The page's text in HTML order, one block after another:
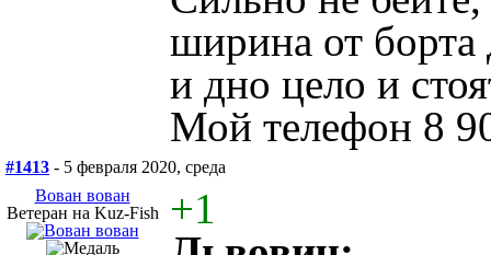
ширина от борта
и дно цело и
Мой телефон 8
#1413 - 5 февраля 2020, среда
Вован вован
Ветеран на Kuz-Fish
+1